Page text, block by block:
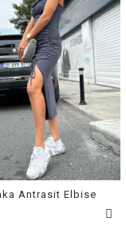
Antrasit Elbise